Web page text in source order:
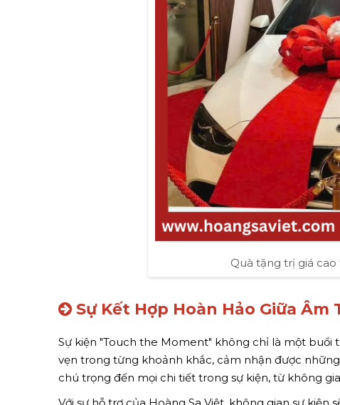
Quà tặng trị giá cao
Sự Kết Hợp Hoàn Hảo Giữa
Sự kiện "Touch the Moment" không chỉ là một buổi
vẹn trong từng khoảnh khắc, cảm nhận được
chú trọng đến mọi chi tiết trong sự kiện, từ không
Với sự hỗ trợ của Hoàng Sa Việt, không gian sự